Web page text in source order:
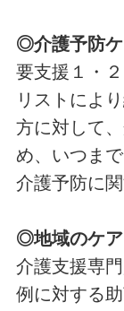
◎介護予防ケ
要支援１・
リストによ
方に対して
め、いつま
介護予防に
◎地域のケア
介護支援専
例に対する